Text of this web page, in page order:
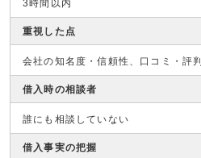
3時間以内
重視した点
会社の知名度・信頼性、口コミ・評判
借入時の相談者
誰にも相談していない
借入事実の把握